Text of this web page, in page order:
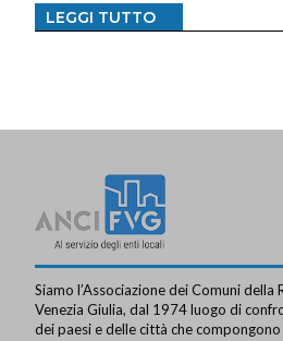
LEGGI TUTTO
Siamo l’Associazione dei Comuni
Venezia Giulia, dal 1974 luogo di
dei paesi e delle città che